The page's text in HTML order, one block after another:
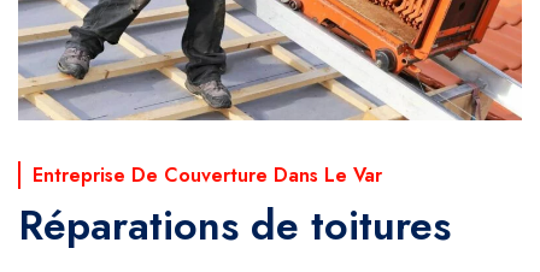
Entreprise De Couverture Dans Le Var
Réparations de toitures